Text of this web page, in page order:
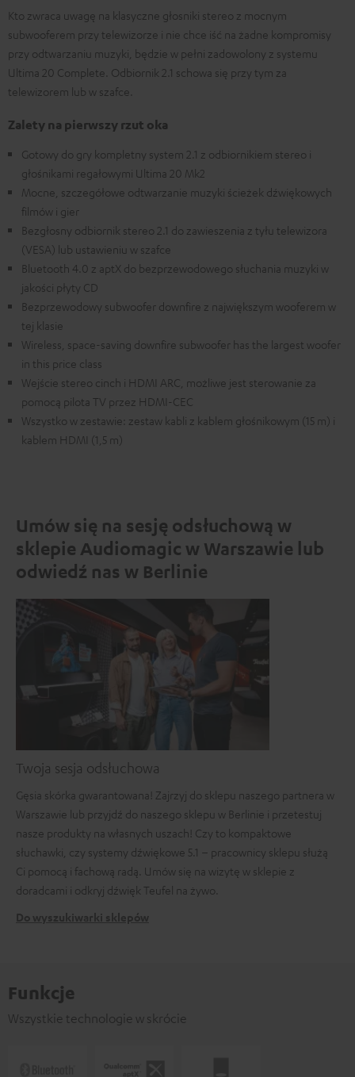
Kto zwraca uwagę na klasyczne głosniki stereo z mocnym
subwooferem przy telewizorze i nie chce iść na żadne kompromisy
przy odtwarzaniu muzyki, będzie w pełni zadowolony z systemu
Ultima 20 Complete. Odbiornik 2.1 schowa się przy tym za
telewizorem lub w szafce.
Zalety na pierwszy rzut oka
Gotowy do gry kompletny system 2.1 z odbiornikiem stereo i
głośnikami regałowymi Ultima 20 Mk2
Mocne, szczegółowe odtwarzanie muzyki ścieżek dźwiękowych
filmów i gier
Bezgłosny odbiornik stereo 2.1 do zawieszenia z tyłu telewizora
(VESA) lub ustawieniu w szafce
Bluetooth 4.0 z aptX do bezprzewodowego słuchania muzyki w
jakości płyty CD
Bezprzewodowy subwoofer downfire z największym wooferem w
tej klasie
Wireless, space-saving downfire subwoofer has the largest woofer
in this price class
Wejście stereo cinch i HDMI ARC, możliwe jest sterowanie za
pomocą pilota TV przez HDMI-CEC
Wszystko w zestawie: zestaw kabli z kablem głośnikowym (15 m) i
kablem HDMI (1,5 m)
Umów się na sesję odsłuchową w
sklepie Audiomagic w Warszawie lub
odwiedź nas w Berlinie
Twoja sesja odsłuchowa
Gęsia skórka gwarantowana! Zajrzyj do sklepu naszego partnera w
Warszawie lub przyjdź do naszego sklepu w Berlinie i przetestuj
nasze produkty na własnych uszach! Czy to kompaktowe
słuchawki, czy systemy dźwiękowe 5.1 – pracownicy sklepu służą
Ci pomocą i fachową radą. Umów się na wizytę w sklepie z
doradcami i odkryj dźwięk Teufel na żywo.
Do wyszukiwarki sklepów
Funkcje
Wszystkie technologie w skrócie